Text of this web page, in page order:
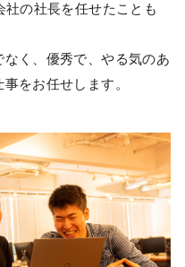
の社長を任せたことも
く、優秀で、やる気のあ
をお任せします。